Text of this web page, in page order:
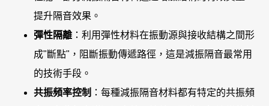
提升隔音效果。
彈性隔離 ：利用彈性材料在振動源與接收結構之間形
成"斷點"，阻斷振動傳遞路徑，這是減振隔音最常用
的技術手段。
共振頻率控制 ：每種減振隔音材料都有特定的共振頻